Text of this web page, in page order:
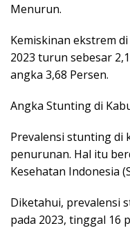
Menurun.
Kemiskinan ekstrem
2023 turun sebesar
angka 3,68 Persen.
Angka Stunting di
Prevalensi stunting di
penurunan. Hal itu
Kesehatan Indonesia
Diketahui, prevalensi
pada 2023, tinggal 16